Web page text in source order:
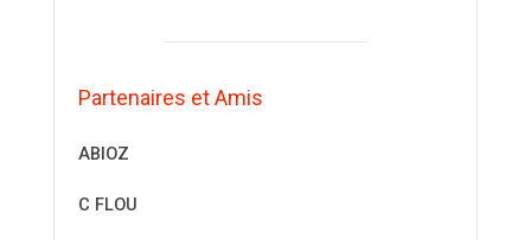
Partenaires et Amis
ABIOZ
C FLOU